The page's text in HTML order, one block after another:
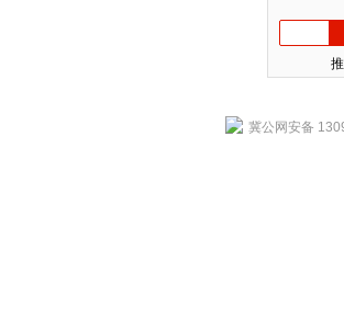
冀公网安备